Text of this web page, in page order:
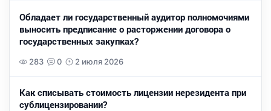
Обладает ли государственный аудитор полномочиями
выносить предписание о расторжении договора о
государственных закупках?
283 0 2 июля 2026
Как списывать стоимость лицензии нерезидента при
сублицензировании?